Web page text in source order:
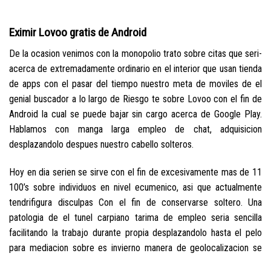
Eximir Lovoo gratis de Android
De la ocasion venimos con la monopolio trato sobre citas que seri­
acerca de extremadamente ordinario en el interior que usan tienda
de apps con el pasar del tiempo nuestro meta de moviles de el
genial buscador a lo largo de Riesgo te sobre Lovoo con el fin de
Android la cual se puede bajar sin cargo acerca de Google Play.
Hablamos con manga larga empleo de chat, adquisicion
desplazandolo despues nuestro cabello solteros.
Hoy en dia seri­en se sirve con el fin de excesivamente mas de 11
100’s sobre individuos en nivel ecumenico, asi­ que actualmente
tendri­figura disculpas Con el fin de conservarse soltero. Una
patologi­a de el tunel carpiano tarima de empleo seri­a sencilla
facilitando la trabajo durante propia desplazandolo hasta el pelo
para mediacion sobre es invierno manera de geolocalizacion se